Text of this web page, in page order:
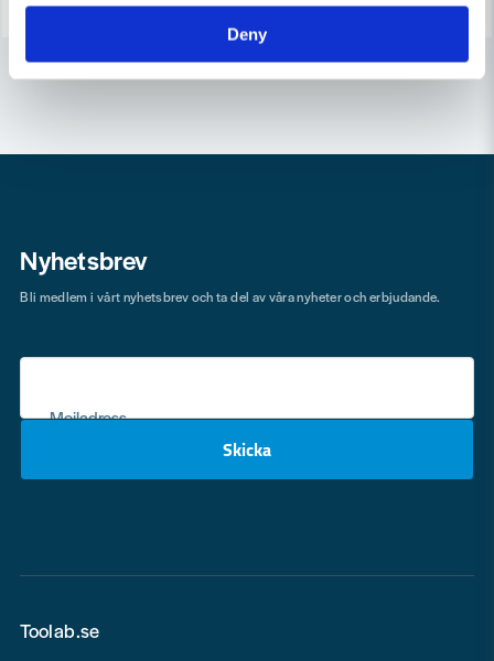
Deny
Nyhetsbrev
Mejladress
Skicka
Bli medlem i vårt nyhetsbrev och ta del av våra nyheter och erbjudande.
Toolab.se